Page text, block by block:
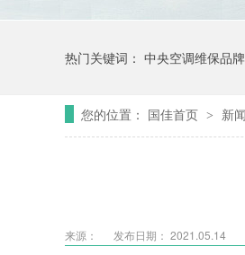
热门关键词： 中央空调维保品牌
您的位置： 国佳首页 > 新
来源： 发布日期： 2021.05.14